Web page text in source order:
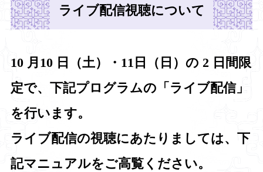
ライブ配信視聴について
10 月10 日（土）・11日（日）の 2 日間限
定で、下記プログラムの「ライブ配信」
を行います。
ライブ配信の視聴にあたりましては、下
記マニュアルをご高覧ください。